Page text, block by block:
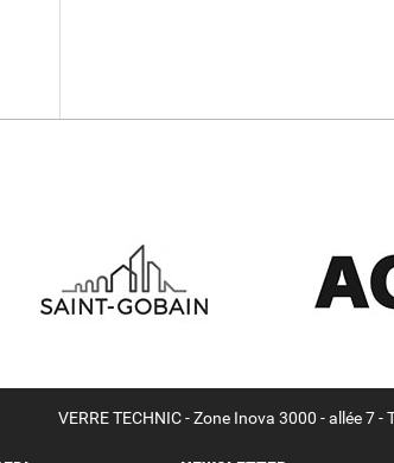
VERRE TECHNIC - Zone Inova 3000 - allée 7